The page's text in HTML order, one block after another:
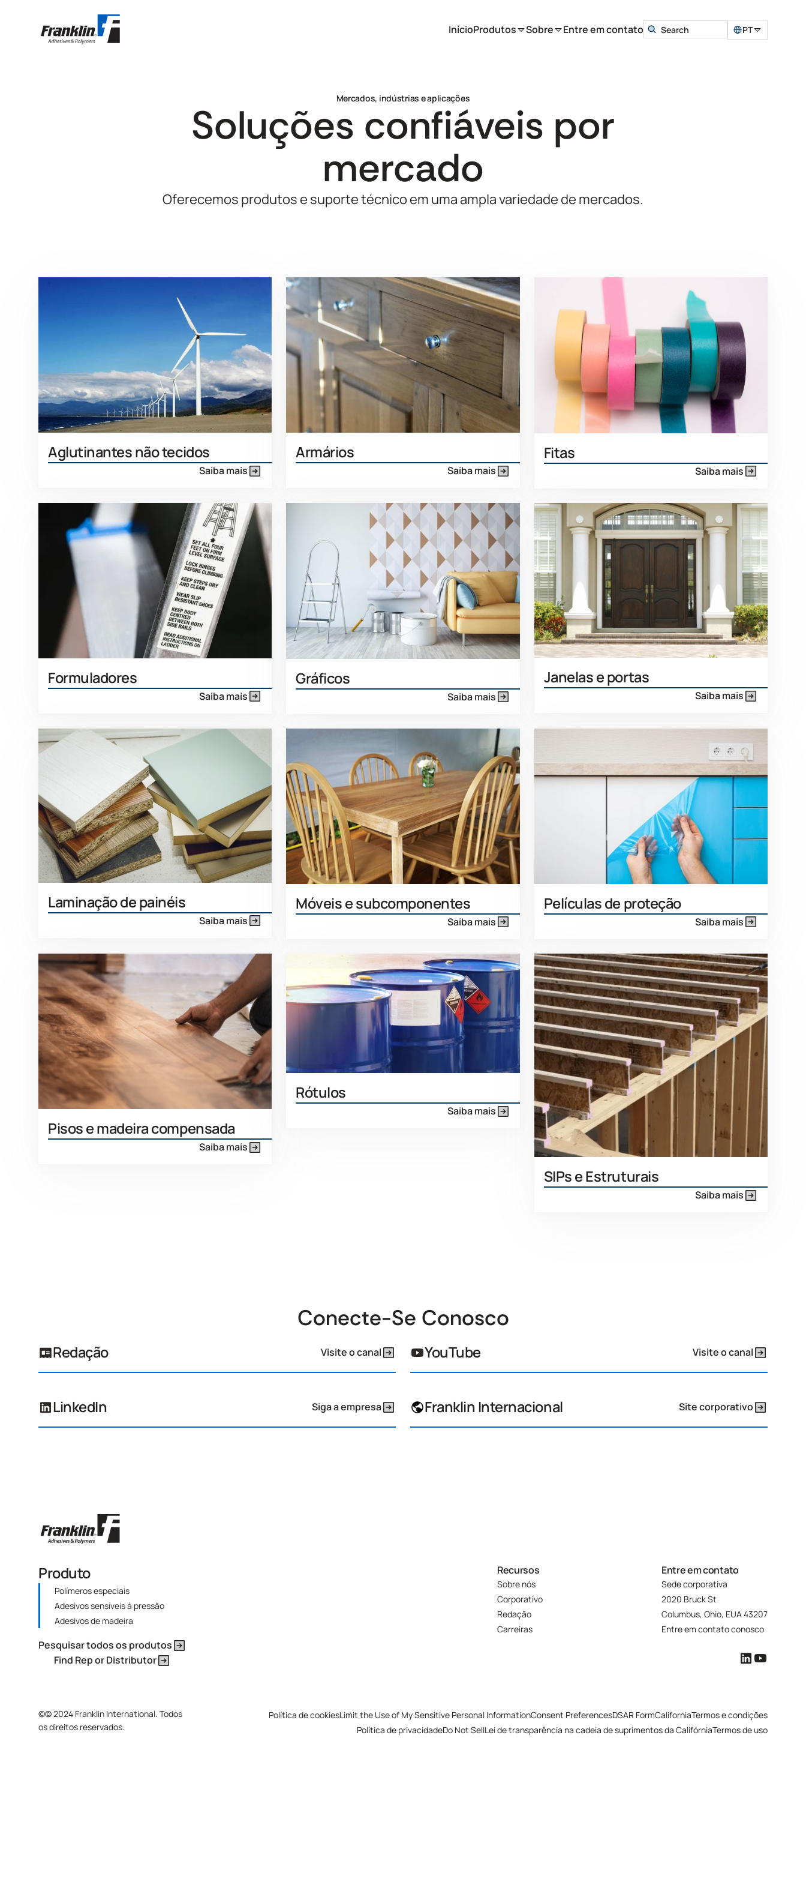
InícioProdutos Sobre Entre em contato PT
Mercados, indústrias e aplicações
Soluções confiáveis por
mercado
Oferecemos produtos e suporte técnico em uma ampla variedade de mercados.
Aglutinantes não tecidos
Saiba mais
Armários
Saiba mais
Fitas
Saiba mais
Formuladores
Saiba mais
Gráficos
Saiba mais
Janelas e portas
Saiba mais
Laminação de painéis
Saiba mais
Móveis e subcomponentes
Saiba mais
Películas de proteção
Saiba mais
Pisos e madeira compensada
Saiba mais
Rótulos
Saiba mais
SIPs e Estruturais
Saiba mais
Conecte-Se Conosco
Redação Visite o canal YouTube Visite o canal
LinkedIn Siga a empresa Franklin Internacional Site corporativo
Produto
Polímeros especiais
Adesivos sensíveis à pressão
Adesivos de madeira
Pesquisar todos os produtos
Find Rep or Distributor
Recursos
Sobre nós
Corporativo
Redação
Carreiras
Entre em contato
Sede corporativa
2020 Bruck St
Columbus, Ohio, EUA 43207
Entre em contato conosco
©© 2024 Franklin International. Todos
os direitos reservados.
Política de cookiesLimit the Use of My Sensitive Personal InformationConsent PreferencesDSAR FormCaliforniaTermos e condições
Política de privacidadeDo Not SellLei de transparência na cadeia de suprimentos da CalifórniaTermos de uso